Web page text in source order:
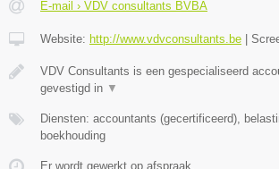
E-mail › VDV consultants BVBA
Website: http://www.vdvconsultants.be |
VDV Consultants is een gespecialiseerd
gevestigd in ▼
Diensten: accountants (gecertificeerd),
boekhouding
Er wordt gewerkt op afspraak.